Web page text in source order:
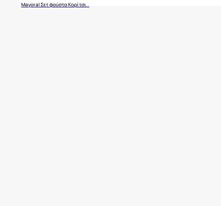
Mayoral Σετ φούστα Κορίτσι..